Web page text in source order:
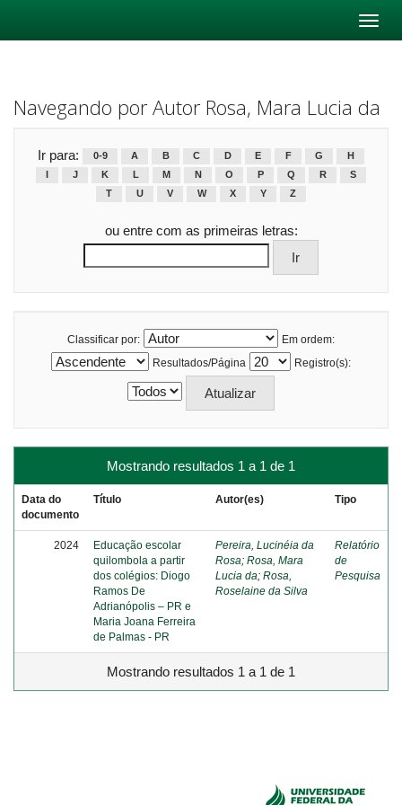
Navegando por Autor Rosa, Mara Lucia da
Ir para: 0-9 A B C D E F G
H
J K L M N O P Q R
S
T
U V W X Y Z
ou entre com as primeiras letras:
Classificar por:
Em ordem:
Resultados/Página
Registro(s):
Mostrando resultados 1 a 1 de 1
Data do
documento
Título Autor(es) Tipo
2024
Educação escolar
quilombola a partir
dos colégios: Diogo
Ramos De
Adrianópolis – PR e
Maria Joana Ferreira
de Palmas - PR
Pereira, Lucinéia da
Rosa; Rosa, Mara
Lucia da; Rosa,
Roselaine da Silva
Relatório
de
Pesquisa
Mostrando resultados 1 a 1 de 1